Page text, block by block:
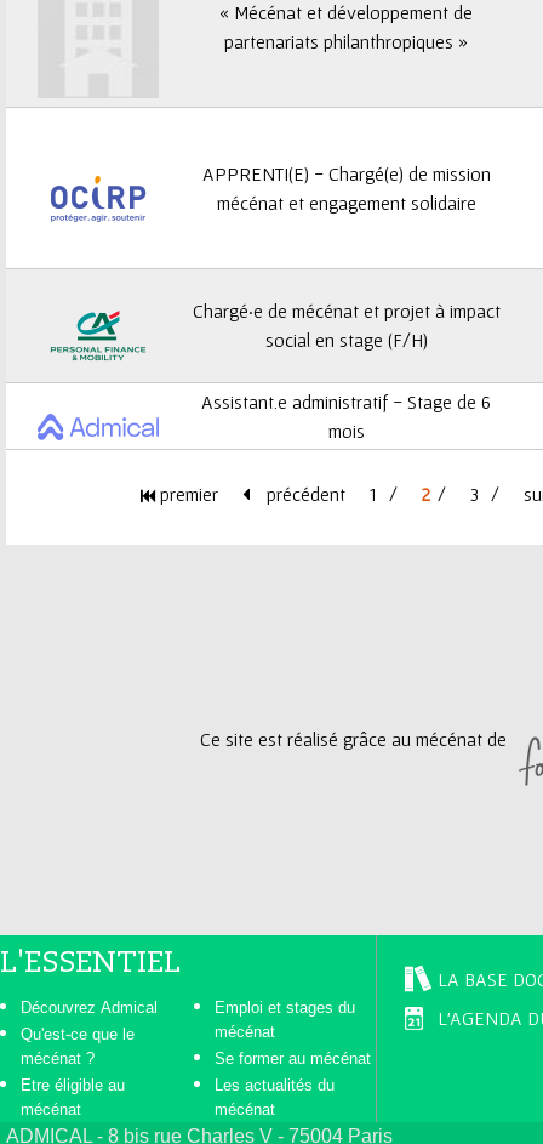
« Mécénat et développement de
partenariats philanthropiques »
APPRENTI(E) - Chargé(e) de mission
mécénat et engagement solidaire
Chargé·e de mécénat et projet à impact
social en stage (F/H)
Assistant.e administratif - Stage de 6
mois
premier précédent 1 2 3
Ce site est réalisé grâce au mécénat de
L'ESSENTIEL
Découvrez Admical
Qu'est-ce que le
mécénat ?
Etre éligible au
mécénat
Emploi et stages du
mécénat
Se former au mécénat
Les actualités du
mécénat
LA BASE
L'AGENDA
ADMICAL - 8 bis rue Charles V - 75004 Paris